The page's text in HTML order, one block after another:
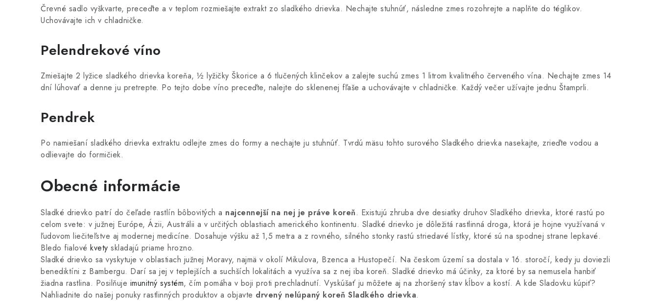
Črevné sadlo vyškvarte, preceďte a v teplom rozmiešajte extrakt zo sladkého drievka. Nechajte stuhnúť, následne zmes rozohrejte a naplňte do téglikov.
Uchovávajte ich v chladničke.
Pelendrekové víno
Zmiešajte 2 lyžice sladkého drievka koreňa, ½ lyžičky Škorice a 6 tlučených klinčekov a zalejte suchú zmes 1 litrom kvalitného červeného vína. Nechajte zmes 14
dní lúhovať a denne ju pretrepte. Po tejto dobe víno preceďte, nalejte do sklenenej fľaše a uchovávajte v chladničke. Každý večer užívajte jednu Štamprli.
Pendrek
Po namiešaní sladkého drievka extraktu odlejte zmes do formy a nechajte ju stuhnúť. Tvrdú mäsu tohto surového Sladkého drievka nasekajte, zrieďte vodou a
odlievajte do formičiek.
Obecné informácie
Sladké drievko patrí do čeľade rastlín bôbovitých a najcennejší na nej je práve koreň. Existujú zhruba dve desiatky druhov Sladkého drievka, ktoré rastú po
celom svete: v južnej Európe, Ázii, Austrálii a v určitých oblastiach amerického kontinentu. Sladké drievko je dôležitá rastlinná droga, ktorá je hojne využívaná v
ľudovom liečiteľstve aj modernej medicíne. Dosahuje výšku až 1,5 metra a z rovného, silného stonky rastú striedavé lístky, ktoré sú na spodnej strane lepkavé.
Bledo fialové kvety skladajú priame hrozno.
Sladké drievko sa vyskytuje v oblastiach južnej Moravy, najmä v okolí Mikulova, Bzenca a Hustopečí. Na českom území sa dostala v 16. storočí, kedy ju doviezli
benediktíni z Bambergu. Darí sa jej v teplejších a suchších lokalitách a využíva sa z nej iba koreň. Sladké drievko má účinky, za ktoré by sa nemusela hanbiť
žiadna rastlina. Posilňuje imunitný systém, čím pomáha v boji proti prechladnutí. Vyskúšať ju môžete aj na zhoršený stav kĺbov a kostí. A kde Sladovku kúpiť?
Nahliadnite do našej ponuky rastlinných produktov a objavte drvený nelúpaný koreň Sladkého drievka.